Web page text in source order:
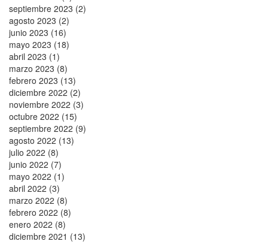
septiembre 2023 (2)
agosto 2023 (2)
junio 2023 (16)
mayo 2023 (18)
abril 2023 (1)
marzo 2023 (8)
febrero 2023 (13)
diciembre 2022 (2)
noviembre 2022 (3)
octubre 2022 (15)
septiembre 2022 (9)
agosto 2022 (13)
julio 2022 (8)
junio 2022 (7)
mayo 2022 (1)
abril 2022 (3)
marzo 2022 (8)
febrero 2022 (8)
enero 2022 (8)
diciembre 2021 (13)